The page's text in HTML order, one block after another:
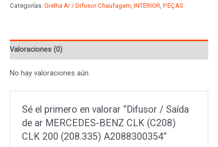
BENZ
(C208)
CLK
(208.335)
A2088300354
cantidad
Categorías: Grelha Ar / Difusor Chaufagem INTERIOR PEÇAS
Valoraciones (0)
No hay valoraciones aún.
Sé el primero en valorar “Difusor / Saída
de ar MERCEDES-BENZ CLK (C208)
CLK 200 (208.335) A2088300354”